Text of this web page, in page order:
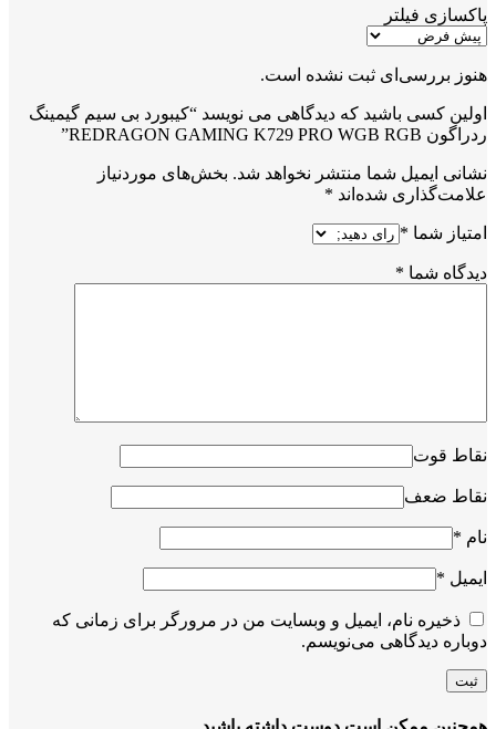
پاکسازی فیلتر
هنوز بررسی‌ای ثبت نشده است.
اولین کسی باشید که دیدگاهی می نویسد “کیبورد بی سیم گیمینگ
ردراگون REDRAGON GAMING K729 PRO WGB RGB”
نشانی ایمیل شما منتشر نخواهد شد. بخش‌های موردنیاز
علامت‌گذاری شده‌اند *
امتیاز شما *
دیدگاه شما *
نقاط قوت
نقاط ضعف
نام *
ایمیل *
ذخیره نام، ایمیل و وبسایت من در مرورگر برای زمانی که
دوباره دیدگاهی می‌نویسم.